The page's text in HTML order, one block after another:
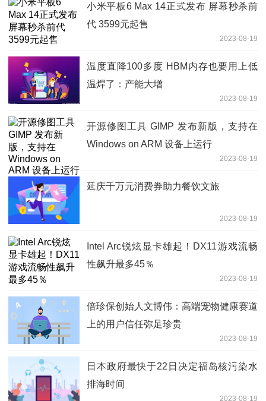
小米平板6 Max 14正式发布 屏幕秒杀前
代 3599元起售
2023-08-19
温度直降100多度 HBM内存也要用上低
温焊了：产能大增
2023-08-19
开源修图工具 GIMP 发布新版，支持在
Windows on ARM 设备上运行
2023-08-19
延庆千万元消费券助力餐饮文旅
2023-08-19
Intel Arc锐炫显卡雄起！DX11游戏流畅
性飙升最多45％
2023-08-19
倍珍保创始人文博伟：高端宠物健康赛道
上的用户信任弥足珍贵
2023-08-19
日本政府最快于22日决定福岛核污染水
排海时间
2023-08-19